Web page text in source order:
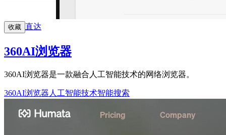
收藏 直达
360AI浏览器
360AI浏览器是一款融合人工智能技术的网络浏览器。
360AI浏览器 人工智能技术智能搜索